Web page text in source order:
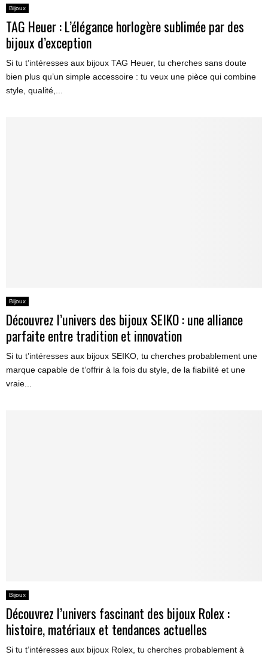
Bijoux
TAG Heuer : L’élégance horlogère sublimée par des
bijoux d’exception
Si tu t’intéresses aux bijoux TAG Heuer, tu cherches sans doute
bien plus qu’un simple accessoire : tu veux une pièce qui combine
style, qualité,...
Bijoux
Découvrez l’univers des bijoux SEIKO : une alliance
parfaite entre tradition et innovation
Si tu t’intéresses aux bijoux SEIKO, tu cherches probablement une
marque capable de t’offrir à la fois du style, de la fiabilité et une
vraie...
Bijoux
Découvrez l’univers fascinant des bijoux Rolex :
histoire, matériaux et tendances actuelles
Si tu t’intéresses aux bijoux Rolex, tu cherches probablement à